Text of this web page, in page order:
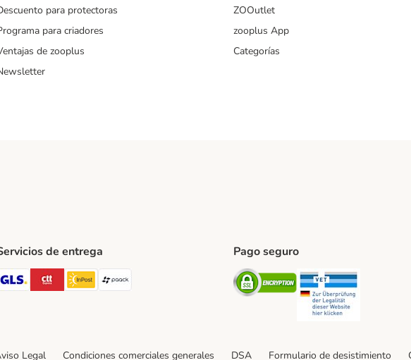
para protectoras
para criadores
de zooplus
ZOOutlet
zooplus App
Categorías
MethodMethod
de entrega
GLS Shipping Method
CTTExpress Shipping Method
InPost Shipping Method
paack Shipping Method
Pago seguro
Security
Legal Condiciones comerciales generales DSA Formulario de desistimiento